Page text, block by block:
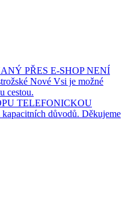
PŘES E-SHOP NENÍ
Nové Vsi je možné
cestou.
TELEFONICKOU
důvodů. Děkujeme